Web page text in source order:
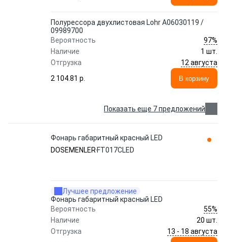
Полурессора двухлистовая Lohr A06030119 /
09989700
Вероятность
97%
Наличие
1 шт.
Отгрузка
12 августа
2 104.81 p.
В корзину
Показать еще 7 предложений
Фонарь габаритный красный LED
DOSEMENLER FT017CLED
Лучшее предложение
Фонарь габаритный красный LED
Вероятность
55%
Наличие
20 шт.
Отгрузка
13 - 18 августа